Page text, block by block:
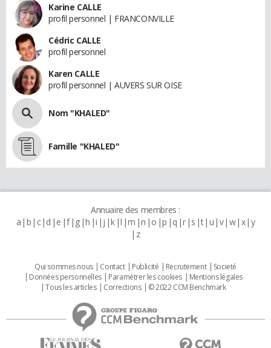
Karine CALLE
profil personnel | FRANCONVILLE
Cédric CALLE
profil personnel
Karen CALLE
profil personnel | AUVERS SUR OISE
Nom "KHALED"
Famille "KHALED"
Annuaire des membres :
a b c d e f g h i j k l m n o p q r s t u v w x y
z
Qui sommes nous Contact Publicité Recrutement
Societé
Données personnelles
Paramétrer les cookies
Mentions légales
Tous les articles
Corrections © 2022 CCM Benchmark